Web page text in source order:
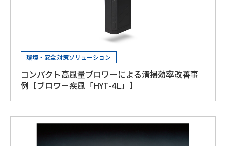
環境・安全対策ソリューション
コンパクト高風量ブロワーによる清掃効率改善事
例【ブロワー疾風「HYT-4L」】